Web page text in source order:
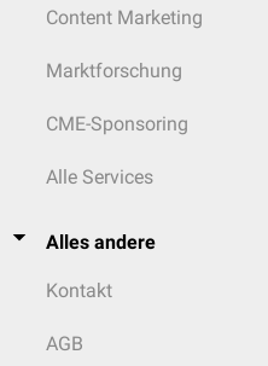
Content Marketing
Marktforschung
CME-Sponsoring
Alle Services
Alles andere
Kontakt
AGB